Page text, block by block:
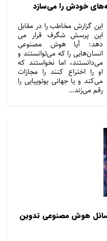
خودش را می‌سازد
این گزارش مخاطب را در مقابل
این پرسش شگرف قرار می
دهد: آیا هوش مصنوعی
انسان‌هایی را که می‌توانستند و
می‌دانستند، اما نخواستند که
او را اختراع کنند را مجازات
می‌کند و یا جهانی یوتوپیایی را
رقم می‌زند…
هوش مصنوعی تدوین